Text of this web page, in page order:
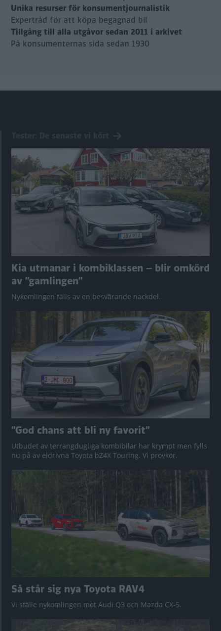
Unika resurser för konsumentjournalistik
Expertråd för att köpa begagnad bil
Tillgång till alla utgåvor sedan 2011 i arkivet
På konsumenternas sida sedan 1930
Kia utmanar i kombiklassen – blir omkörd
av ”gamlingen”
Nykomlingen fälls av en besvärande nackdel.
”God chans att bli ny favorit”
Utbudet av terrängdugliga kombibilar har krympt men fylls
nu på av eldrivna Toyota bZ4X Touring. Vi provkör.
Så står sig nya Toyota RAV4
Vi ställe nykomlingen mot Audi Q3 och Mazda CX-5.